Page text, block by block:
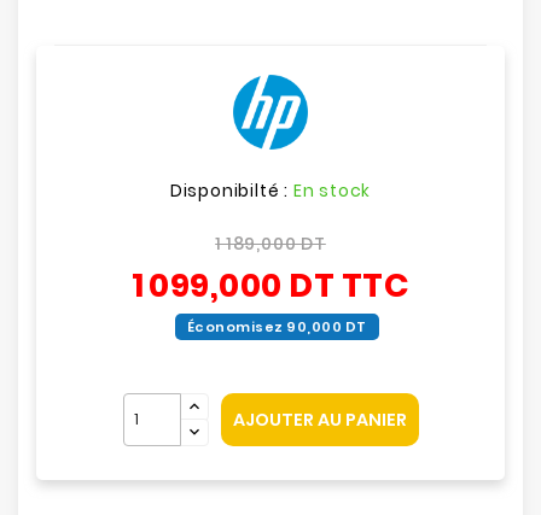
Disponibilté : En stock
1 189,000 DT
1 099,000 DT TTC
Économisez 90,000 DT
AJOUTER AU PANIER